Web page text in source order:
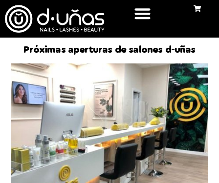
Próximas aperturas de salones d-uñas